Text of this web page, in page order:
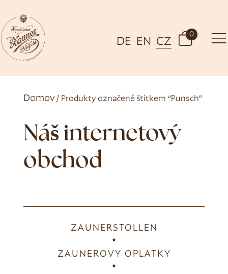
DE EN CZ
0
Domov/ Produkty označené štítkem “Punsch”
Náš internetový
obchod
ZAUNERSTOLLEN
ZAUNEROVY OPLATKY